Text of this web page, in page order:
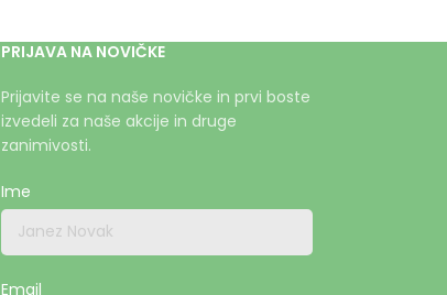
PRIJAVA NA NOVIČKE
Prijavite se na naše novičke in prvi boste
izvedeli za naše akcije in druge
zanimivosti.
Ime
Email